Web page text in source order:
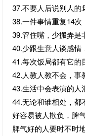
37.不要人后说别人的
38.一件事情重复14次
39.管住嘴，少搬弄是
40.少跟生意人谈感情
41.每次饭局都有它的
42.人教人教不会，事
43.生活中会表演的人
44.无论和谁相处，
好容易被人欺负，脾
脾气好的人要时不时